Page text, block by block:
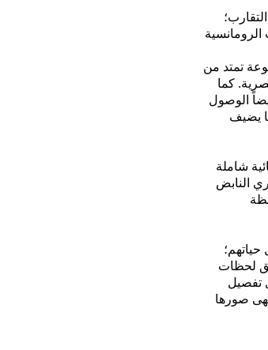
؛
تمتد من
كما
الوصول
يضيف
شاملة
النابض
لحظات
تفصيل
صورها